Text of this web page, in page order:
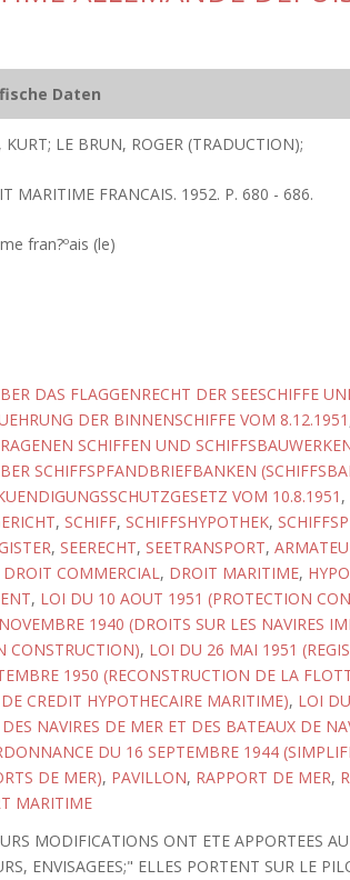
Daten
LE BRUN, ROGER (TRADUCTION);
MARITIME FRANCAIS. 1952. P. 680 - 686.
fran?ºais (le)
DAS FLAGGENRECHT DER SEESCHIFFE
DER BINNENSCHIFFE VOM 8.12.1951
SCHIFFEN UND
SCHIFFSPFANDBRIEFBANKEN
VOM 10.8.1951 ,
, SCHIFF, SCHIFFSHYPOTHEK,
, SEERECHT, SEETRANSPORT,
DROIT COMMERCIAL, DROIT MARITIME,
, LOI DU 10 AOUT 1951 (PROTECTION
1940 (DROITS SUR LES NAVIRES
CONSTRUCTION), LOI DU 26 MAI 1951
1950 (RECONSTRUCTION DE LA
CREDIT HYPOTHECAIRE MARITIME), LOI
NAVIRES DE MER ET DES BATEAUX DE
DU 16 SEPTEMBRE 1944
DE MER), PAVILLON, RAPPORT DE MER,
MARITIME
MODIFICATIONS ONT ETE APPORTEES
ENVISAGEES;" ELLES PORTENT SUR LE